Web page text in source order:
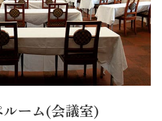
ルーム(会議室)